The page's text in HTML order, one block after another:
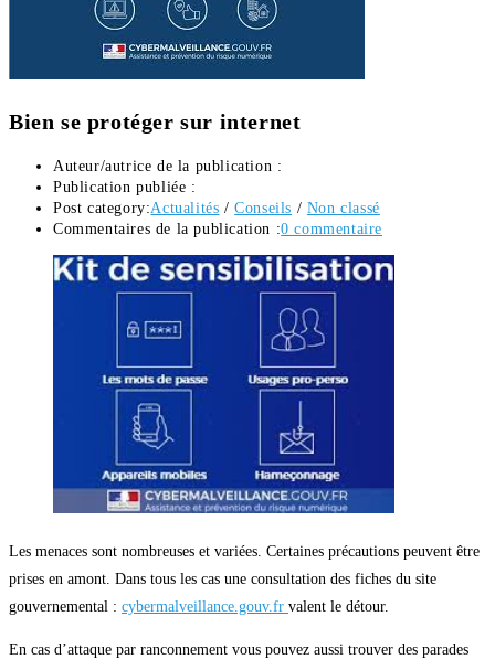
Bien se protéger sur internet
Auteur/autrice de la publication :
Publication publiée :
Post category:Actualités / Conseils / Non classé
Commentaires de la publication :0 commentaire
Les menaces sont nombreuses et variées. Certaines précautions peuvent être
prises en amont. Dans tous les cas une consultation des fiches du site
gouvernemental : cybermalveillance.gouv.fr valent le détour.
En cas d’attaque par ranconnement vous pouvez aussi trouver des parades